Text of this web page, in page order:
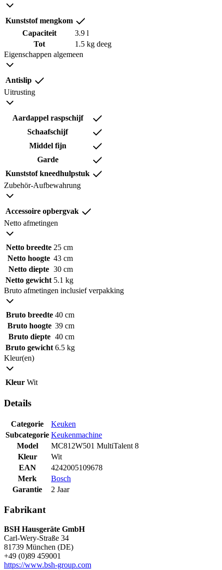
Kunststof mengkom
Capaciteit
3.9 l
Tot
1.5 kg deeg
Eigenschappen algemeen
Antislip
Uitrusting
Aardappel raspschijf
Schaafschijf
Middel fijn
Garde
Kunststof kneedhulpstuk
Zubehör-Aufbewahrung
Accessoire opbergvak
Netto afmetingen
Netto breedte 25 cm
Netto hoogte 43 cm
Netto diepte 30 cm
Netto gewicht 5.1 kg
Bruto afmetingen inclusief verpakking
Bruto breedte 40 cm
Bruto hoogte 39 cm
Bruto diepte 40 cm
Bruto gewicht 6.5 kg
Kleur(en)
Kleur Wit
Details
Categorie
Keuken
Subcategorie Keukenmachine
Model
MC812W501 MultiTalent 8
Kleur
Wit
EAN
4242005109678
Merk
Bosch
Garantie
2 Jaar
Fabrikant
BSH Hausgeräte GmbH
Carl-Wery-Straße 34
81739 München (DE)
+49 (0)89 459001
https://www.bsh-group.com